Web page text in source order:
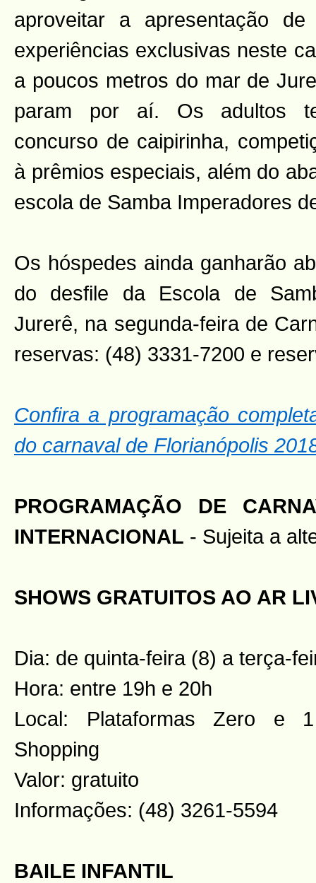
aproveitar a apresentação
experiências exclusivas neste
a poucos metros do mar de
param por aí. Os adultos
concurso de caipirinha,
à prêmios especiais, além do
escola de Samba Imperadores
Os hóspedes ainda ganharão
do desfile da Escola de
Jurerê, na segunda-feira de
reservas: (48) 3331-7200 e
Confira a programação
do carnaval de Florianópolis
PROGRAMAÇÃO DE
INTERNACIONAL - Sujeita a
SHOWS GRATUITOS AO AR
Dia: de quinta-feira (8) a terça-
Hora: entre 19h e 20h
Local: Plataformas Zero e
Shopping
Valor: gratuito
Informações: (48) 3261-5594
BAILE INFANTIL